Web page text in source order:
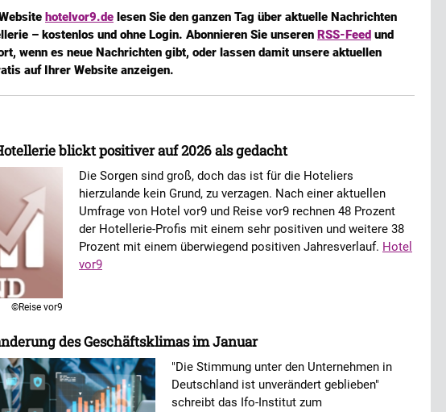
hotelvor9.de lesen Sie den ganzen Tag über aktuelle Nachrichten
– kostenlos und ohne Login. Abonnieren Sie unseren RSS-Feed und
wenn es neue Nachrichten gibt, oder lassen damit unsere aktuellen
auf Ihrer Website anzeigen.
blickt positiver auf 2026 als gedacht
©Reise vor9
Die Sorgen sind groß, doch das ist für die Hoteliers
hierzulande kein Grund, zu verzagen. Nach einer aktuellen
Umfrage von Hotel vor9 und Reise vor9 rechnen 48 Prozent
der Hotellerie-Profis mit einem sehr positiven und weitere 38
Prozent mit einem überwiegend positiven Jahresverlauf. Hotel
vor9
des Geschäftsklimas im Januar
"Die Stimmung unter den Unternehmen in
Deutschland ist unverändert geblieben"
schreibt das Ifo-Institut zum